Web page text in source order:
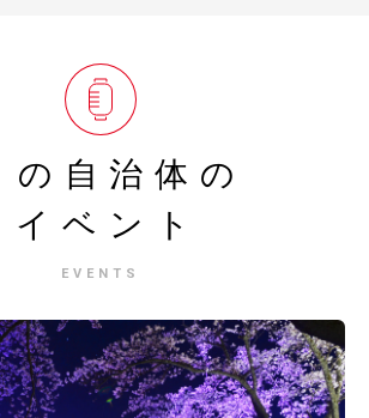
の自治体の
イベント
EVENTS